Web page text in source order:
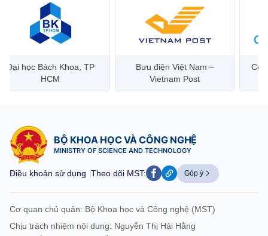
học Bách Khoa, TP
HCM
Bưu điện Việt Nam –
Vietnam Post
Công
BỘ KHOA HỌC VÀ CÔNG NGHỆ
MINISTRY OF SCIENCE AND TECHNOLOGY
Điều khoản sử dụng Theo dõi MST: Góp ý
Cơ quan chủ quản: Bộ Khoa học và Công nghệ (MST)
Chịu trách nhiệm nội dung: Nguyễn Thị Hải Hằng